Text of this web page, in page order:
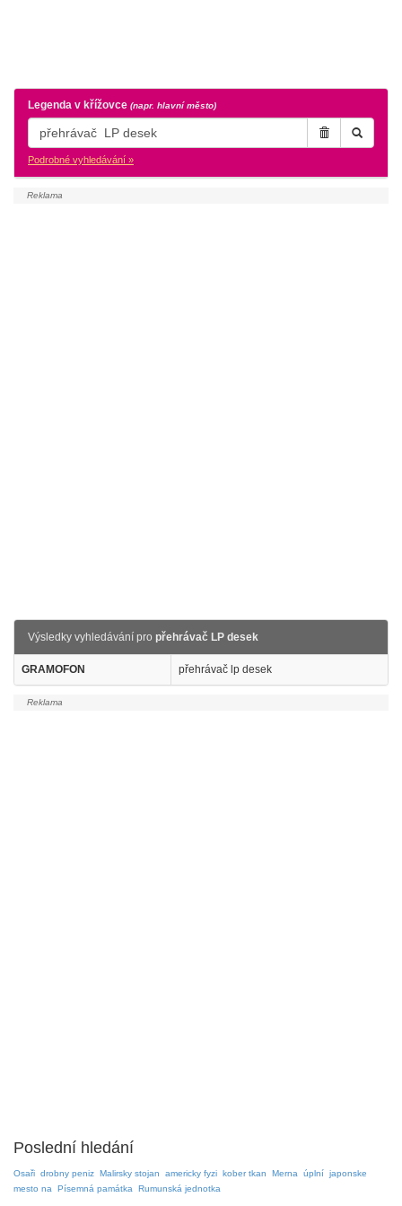
Legenda v křížovce (napr. hlavní město)
Podrobné vyhledávání »
Výsledky vyhledávání pro přehrávač LP desek
GRAMOFON přehrávač lp desek
Poslední hledání
Osaři drobny peniz Malirsky stojan americky fyzi kober tkan Merna úplní japonske
mesto na
Písemná památka Rumunská jednotka